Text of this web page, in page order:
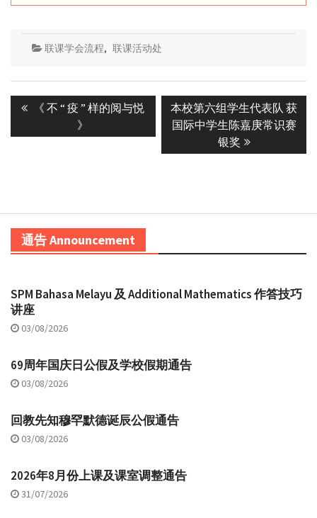
联课学会流程, 联课活动处
Post
navigation
Previous
《 不 “ 疫 ” 样的阅与悦
》
Next
post:
本校第六组学生代表队 获
国际中学生陈嘉庚常识赛
银奖
通告 Announcement
SPM Bahasa Melayu 及 Additional Mathematics 作答技巧
讲座
03/08/2026
69周年国庆日公假及学校假期通告
03/08/2026
回教先知穆罕默德诞辰公假通告
03/08/2026
2026年8月份上课及课室调整通告
31/07/2026